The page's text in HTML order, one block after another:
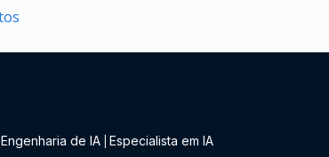
Engenharia de IA Especialista em IA